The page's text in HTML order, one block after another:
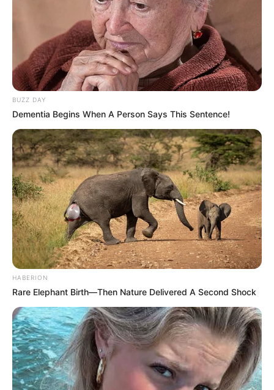
Meilleur Pronostic au Tiercé
Quarté Quinté
Qui est le meilleur actuellement au pronostic du
Quinté? Pour rester informé, suivez
quotidiennement lesstatistiquesréalisées d’après la
sélection de la presse hippique que vous propose Le
Tocard.fr.
Découvrez également parmi tous ces pronostiqueurs
professionnels, celui qui vous donne les meilleurs
pronostics. Pour les jeux du Couplé (Jumelé) , 2sur4
et du jeu simple placé. Suivez toutes cesmeilleures-
statsqui sont réalisées en temps réel, avec une mise
à jour quotidienne établie. Résultats définitifs
donnés par le PMU.
Les partants en lice pour la victoire au
Tiercé Quinté du jour
1 GREAT ROCK
BUZZ DAY
Dementia Begins When A Person Says This Sentence!
HABERION
Rare Elephant Birth—Then Nature Delivered A Second Shock